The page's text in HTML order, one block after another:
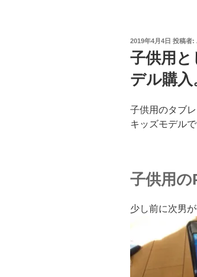
投
稿
日:
2019年4月4日 投稿者:
子供用
デル購
子供用のタブ
キッズモデルで
子供用の
少し前に次男